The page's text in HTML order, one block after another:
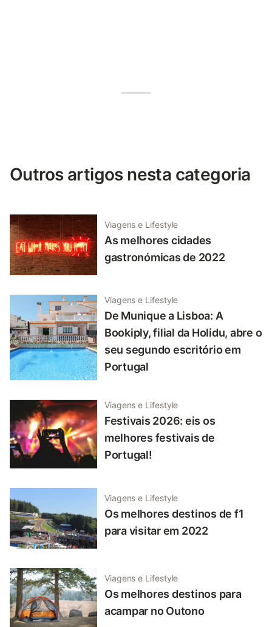
Outros artigos nesta categoria
Viagens e Lifestyle
As melhores cidades
gastronómicas de 2022
Viagens e Lifestyle
De Munique a Lisboa: A
Bookiply, filial da Holidu, abre o
seu segundo escritório em
Portugal
Viagens e Lifestyle
Festivais 2026: eis os
melhores festivais de
Portugal!
Viagens e Lifestyle
Os melhores destinos de f1
para visitar em 2022
Viagens e Lifestyle
Os melhores destinos para
acampar no Outono